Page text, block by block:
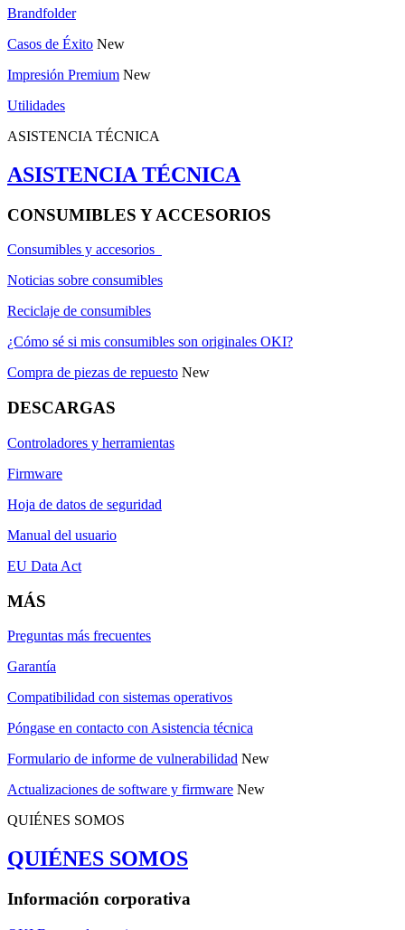
Brandfolder
Casos de Éxito New
Impresión Premium New
Utilidades
ASISTENCIA TÉCNICA
ASISTENCIA TÉCNICA
CONSUMIBLES Y ACCESORIOS
Consumibles y accesorios
Noticias sobre consumibles
Reciclaje de consumibles
¿Cómo sé si mis consumibles son originales OKI?
Compra de piezas de repuesto New
DESCARGAS
Controladores y herramientas
Firmware
Hoja de datos de seguridad
Manual del usuario
EU Data Act
MÁS
Preguntas más frecuentes
Garantía
Compatibilidad con sistemas operativos
Póngase en contacto con Asistencia técnica
Formulario de informe de vulnerabilidad New
Actualizaciones de software y firmware New
QUIÉNES SOMOS
QUIÉNES SOMOS
Información corporativa